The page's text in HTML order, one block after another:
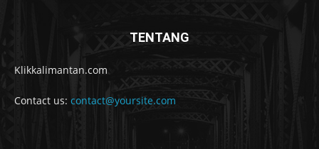
TENTANG
Klikkalimantan.com
Contact us: contact@yoursite.com